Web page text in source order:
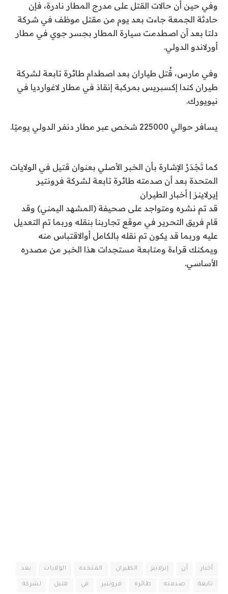
وفي حين أن حالات القتل على مدرج المطار نادرة، فإن
حادثة الجمعة جاءت بعد يوم من مقتل موظف في شركة
دلتا بعد أن اصطدمت سيارة المطار بجسر جوي في مطار
أورلاندو الدولي.
وفي مارس، قُتل طياران بعد اصطدام طائرة تابعة لشركة
طيران كندا إكسبريس بمركبة إنقاذ في مطار لاغوارديا في
نيويورك.
يسافر حوالي 225000 شخص عبر مطار دنفر الدولي يوميًا.
كما تَجْدَرُ الإشارة بأن الخبر الأصلي بعنوان قتيل في الولايات
المتحدة بعد أن صدمته طائرة تابعة لشركة فرونتير
إيرلاينز | أخبار الطيران
قد تم نشره ومتواجد على صحيفة (المشهد اليمني) وقد
قام فريق التحرير في موقع تجاربنا بنقله وربما تم التعديل
عليه وربما قد يكون تم نقله بالكامل أوالاقتباس منه
ويمكنك قراءة ومتابعة مستجدات هذا الخبر من مصدره
الأساسي.
أخبار أن إيرلاينز الطيران المتحدة الولايات بعد
تابعة صدمته طائرة فرونتير في قتيل لشركة